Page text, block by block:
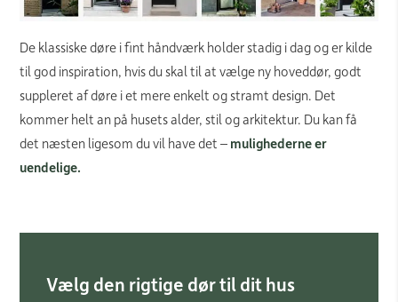
De klassiske døre i fint håndværk holder stadig i dag og er kilde
til god inspiration, hvis du skal til at vælge ny hoveddør, godt
suppleret af døre i et mere enkelt og stramt design. Det
kommer helt an på husets alder, stil og arkitektur. Du kan få
det næsten ligesom du vil have det – mulighederne er
uendelige.
Vælg den rigtige dør til dit hus